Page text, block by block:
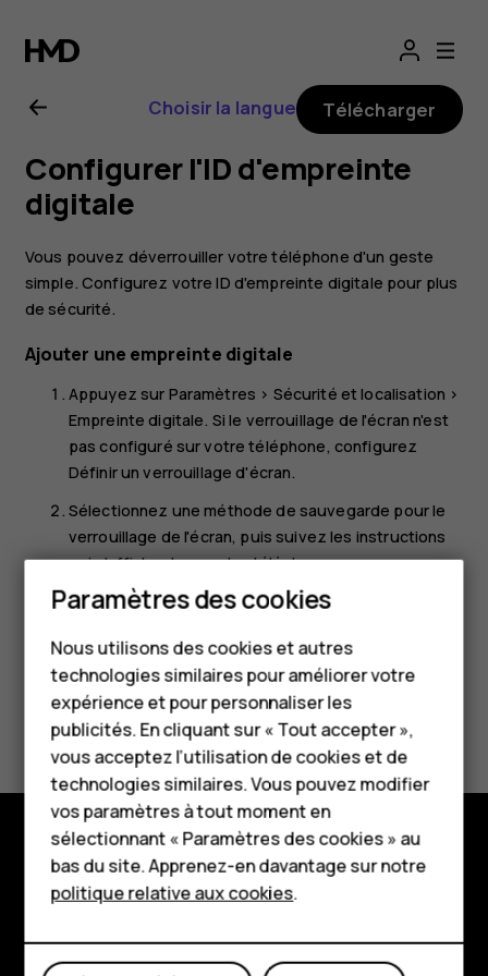
Guide
de
l'utilisateur
Nokia 3.1
Plus
Smartphones
Téléphones classiques
Accessoires
HMD Terra M
Pour les entreprises
Tablettes
Boutique
Choisir la langue Télécharger
Configurer l'ID d'empreinte
digitale
Vous pouvez déverrouiller votre téléphone d'un geste
simple. Configurez votre ID d'empreinte digitale pour plus
de sécurité.
Ajouter une empreinte digitale
Appuyez sur Paramètres > Sécurité et localisation >
Empreinte digitale. Si le verrouillage de l'écran n'est
pas configuré sur votre téléphone, configurez
Définir un verrouillage d'écran.
Sélectionnez une méthode de sauvegarde pour le
verrouillage de l'écran, puis suivez les instructions
qui s'affichent sur votre téléphone.
Avez-vous trouvé cela utile?
Oui Non
Boutique
Planet and people
Paramètres des cookies
Nous utilisons des cookies et autres
technologies similaires pour améliorer votre
expérience et pour personnaliser les
publicités. En cliquant sur « Tout accepter »,
vous acceptez l’utilisation de cookies et de
technologies similaires. Vous pouvez modifier
vos paramètres à tout moment en
sélectionnant « Paramètres des cookies » au
bas du site. Apprenez-en davantage sur notre
politique relative aux cookies.